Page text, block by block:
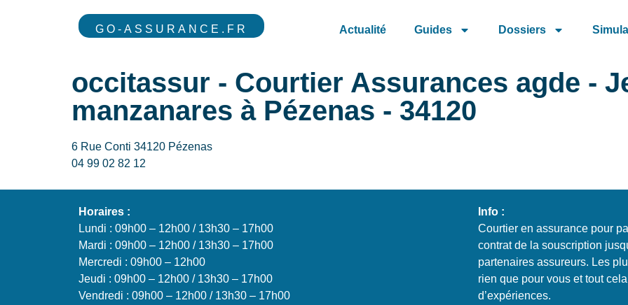
GO-ASSURANCE.FR Actualité Guides Dossiers
occitassur - Courtier Assurances agde -
manzanares à Pézenas - 34120
6 Rue Conti 34120 Pézenas
04 99 02 82 12
Horaires :
Lundi : 09h00 – 12h00 / 13h30 – 17h00
Mardi : 09h00 – 12h00 / 13h30 – 17h00
Mercredi : 09h00 – 12h00
Jeudi : 09h00 – 12h00 / 13h30 – 17h00
Vendredi : 09h00 – 12h00 / 13h30 – 17h00
Info :
Courtier en assurance pour
contrat de la souscription
partenaires assureurs. Les
rien que pour vous et tout
d’expériences.